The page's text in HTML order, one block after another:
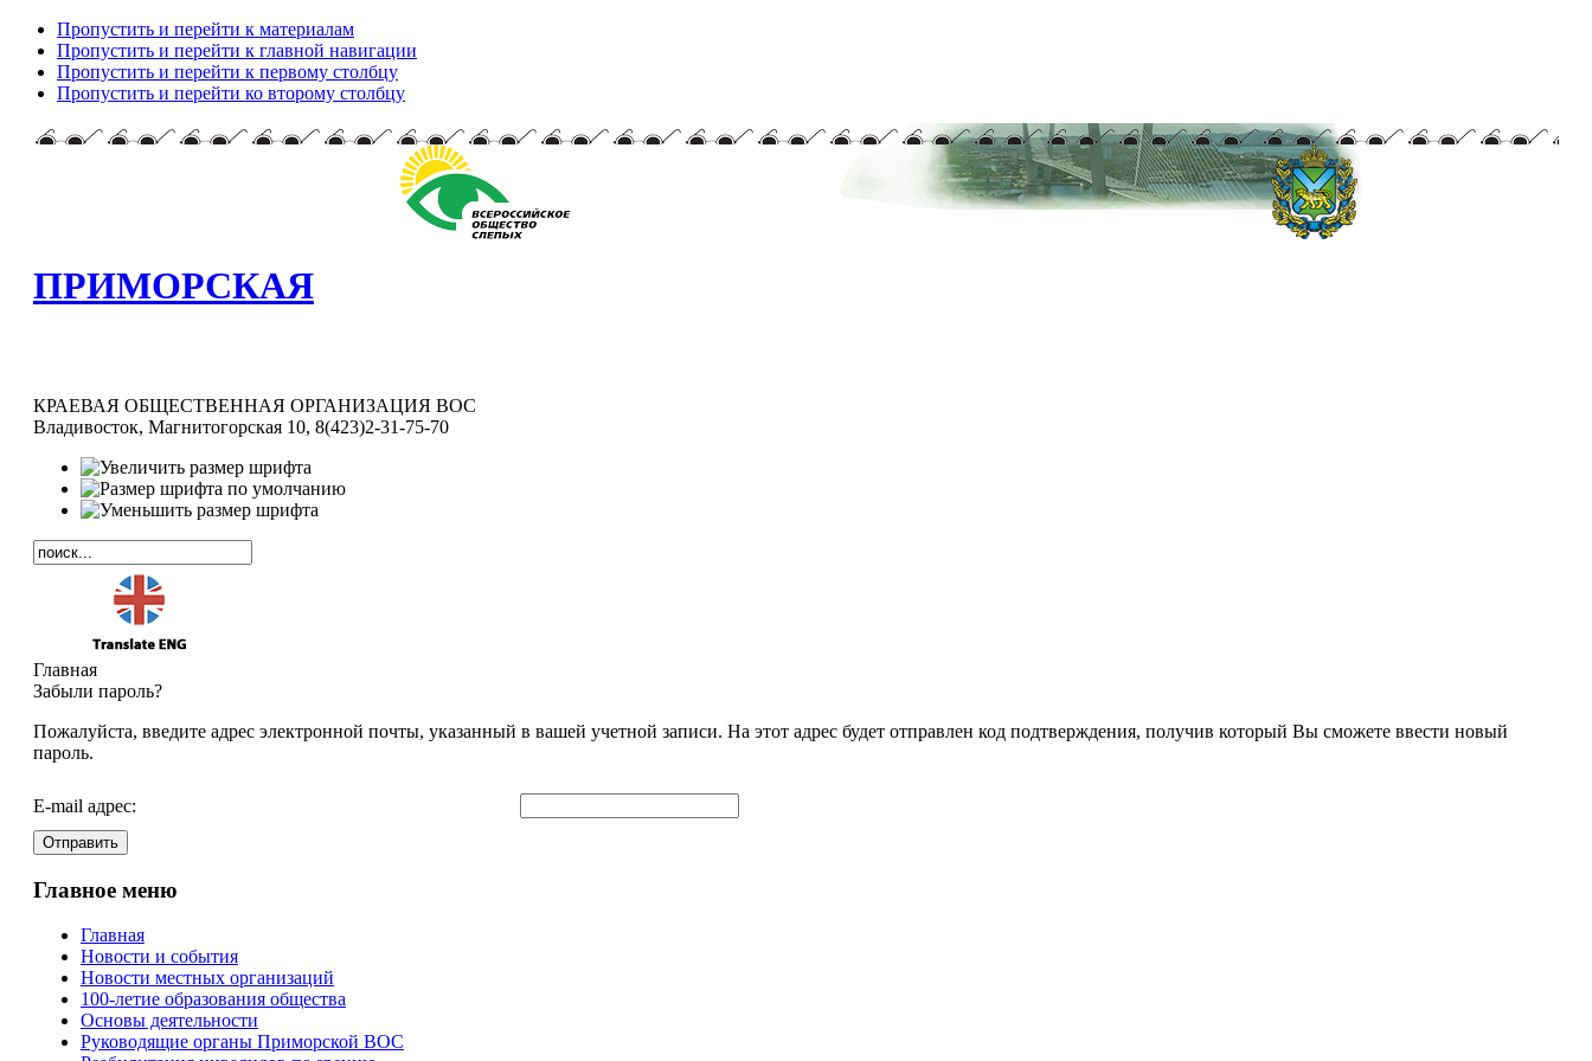
Пропустить и перейти к материалам
Пропустить и перейти к главной навигации
Пропустить и перейти к первому столбцу
Пропустить и перейти ко второму столбцу
ПРИМОРСКАЯ
КРАЕВАЯ ОБЩЕСТВЕННАЯ ОРГАНИЗАЦИЯ ВОС
Владивосток, Магнитогорская 10, 8(423)2-31-75-70
Главная
Забыли пароль?
Пожалуйста, введите адрес электронной почты, указанный в вашей учетной записи. На этот адрес будет отправлен код подтверждения, получив который Вы сможете ввести новый
пароль.
E-mail адрес:
Отправить
Главное меню
Главная
Новости и события
Новости местных организаций
100-летие образования общества
Основы деятельности
Руководящие органы Приморской ВОС